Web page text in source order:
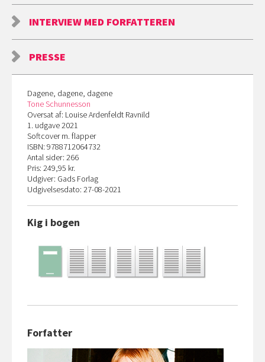
INTERVIEW MED FORFATTEREN
PRESSE
Dagene, dagene, dagene
Tone Schunnesson
Oversat af: Louise Ardenfeldt Ravnild
1. udgave 2021
Softcover m. flapper
ISBN: 9788712064732
Antal sider: 266
Pris: 249,95 kr.
Udgiver: Gads Forlag
Udgivelsesdato: 27-08-2021
Kig i bogen
Forfatter